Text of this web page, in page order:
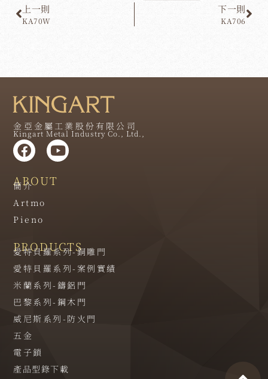
上一則
KA70W
下一則
KA706
金亞金屬工業股份有限公司
Kingart Metal Industry Co., Ltd.,
ABOUT
簡介
Artmo
Pieno
PRODUCTS
愛特貝羅系列-銅雕門
愛特貝羅系列-案例實績
米蘭系列-鑄鋁門
巴黎系列-鋼木門
威尼斯系列-防火門
五金
電子鎖
產品型錄下載